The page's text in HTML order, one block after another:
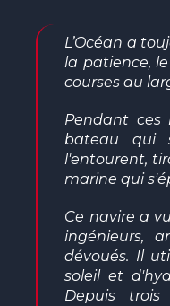
L’Océan a
la patience,
courses au
Pendant ces
bateau qui
l'entourent,
marine qui
Ce navire a
ingénieurs,
dévoués. Il
soleil et
Depuis